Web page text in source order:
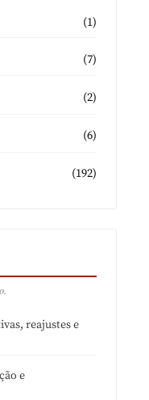
(1)
(7)
(2)
(6)
(192)
reajustes e
e